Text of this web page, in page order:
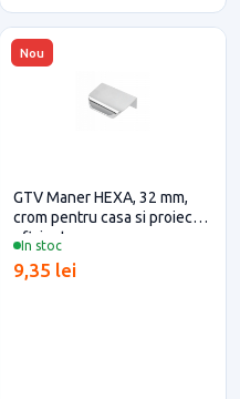
Nou
In stoc
GTV Maner HEXA, 32 mm,
crom pentru casa si proiecte
eficiente
9,35 lei